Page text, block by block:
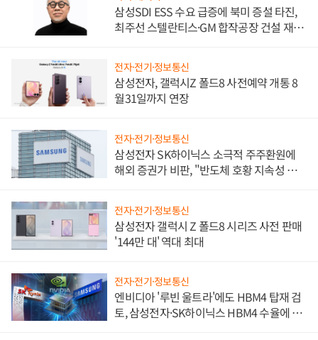
삼성SDI ESS 수요 급증에 북미 증설 타진,
최주선 스텔란티스·GM 합작공장 건설 재추
전자·전기·정보통신
삼성전자, 갤럭시Z 폴드8 사전예약 개통 8
월31일까지 연장
전자·전기·정보통신
삼성전자 SK하이닉스 소극적 주주환원에
해외 증권가 비판, "반도체 호황 지속성 의
전자·전기·정보통신
삼성전자 갤럭시 Z 폴드8 시리즈 사전 판매
'144만 대' 역대 최대
전자·전기·정보통신
엔비디아 '루빈 울트라'에도 HBM4 탑재 검
토, 삼성전자·SK하이닉스 HBM4 수율에 주